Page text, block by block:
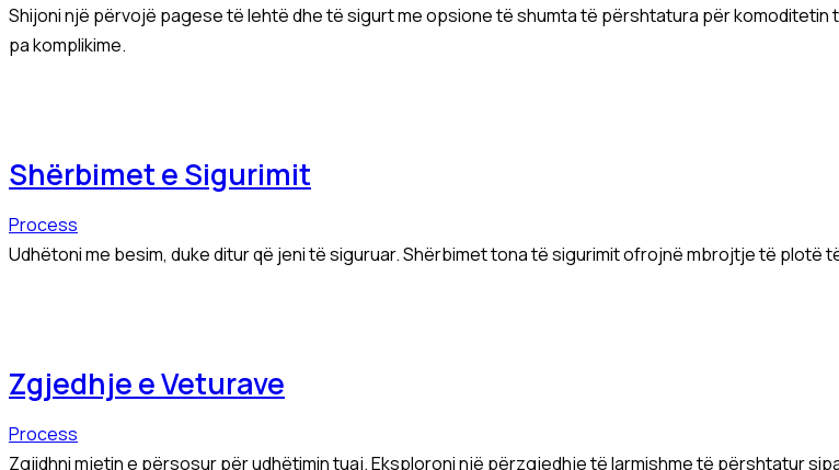
Shijoni një përvojë pagese të lehtë dhe të sigurt me opsione të shumta të përshtatura për
pa komplikime.
Shërbimet e Sigurimit
Process
Udhëtoni me besim, duke ditur që jeni të siguruar. Shërbimet tona të sigurimit ofrojnë mbrojtje të
Zgjedhje e Veturave
Process
Zgjidhni mjetin e përsosur për udhëtimin tuaj. Eksploroni një përzgjedhje të larmishme të përshtatur